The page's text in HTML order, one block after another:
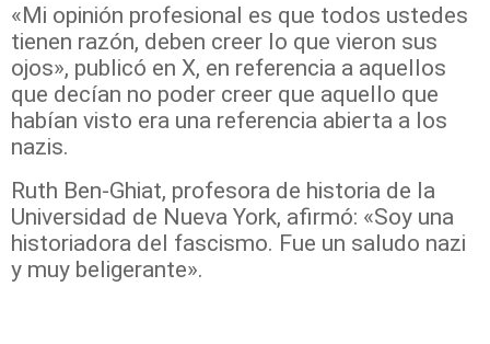
«Mi opinión profesional es que todos ustedes
tienen razón, deben creer lo que vieron sus
ojos», publicó en X, en referencia a aquellos
que decían no poder creer que aquello que
habían visto era una referencia abierta a los
nazis.
Ruth Ben-Ghiat, profesora de historia de la
Universidad de Nueva York, afirmó: «Soy una
historiadora del fascismo. Fue un saludo nazi
y muy beligerante».